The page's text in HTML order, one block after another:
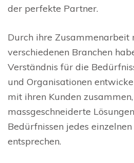
der perfekte Partner.
Durch ihre Zusammenarbeit
verschiedenen Branchen
Verständnis für die
und Organisationen
mit ihren Kunden
massgeschneiderte
Bedürfnissen jedes
entsprechen.